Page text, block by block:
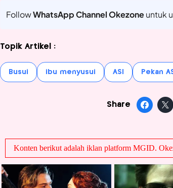
FollowWhatsApp Channel Okezoneuntuk
Topik Artikel :
Busui ibu menyusui ASI Pekan
Share